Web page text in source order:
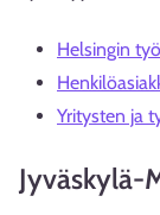
Helsingin
Yritysten ja
Jyväskylä-